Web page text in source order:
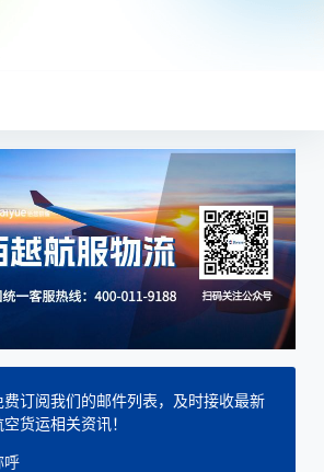
费订阅我们的邮件列表，及时接收最新
空货运相关资讯！
呼